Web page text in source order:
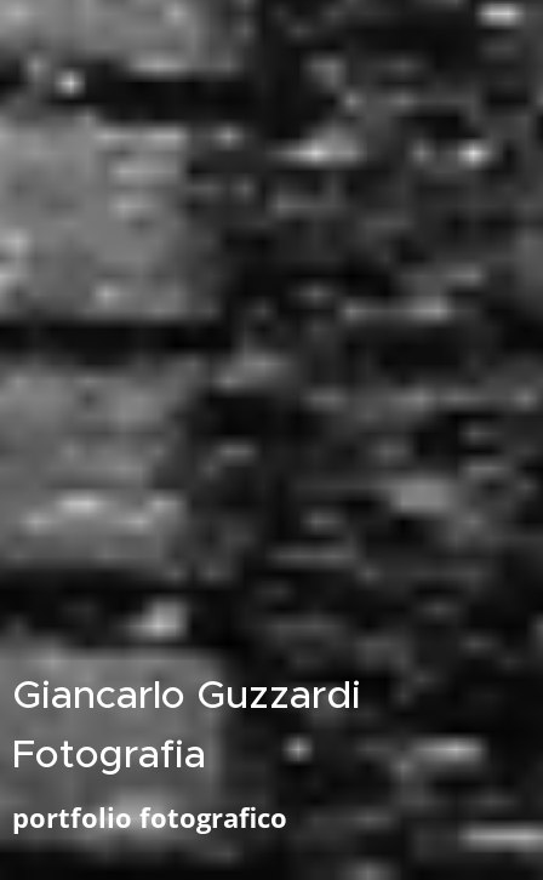
Giancarlo Guzzardi
Fotografia
portfolio fotografico